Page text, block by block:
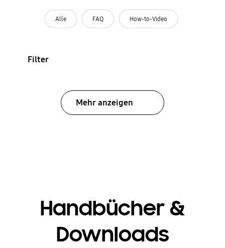
Alle FAQ How-to-Video
Filter
Mehr anzeigen
Handbücher &
Downloads